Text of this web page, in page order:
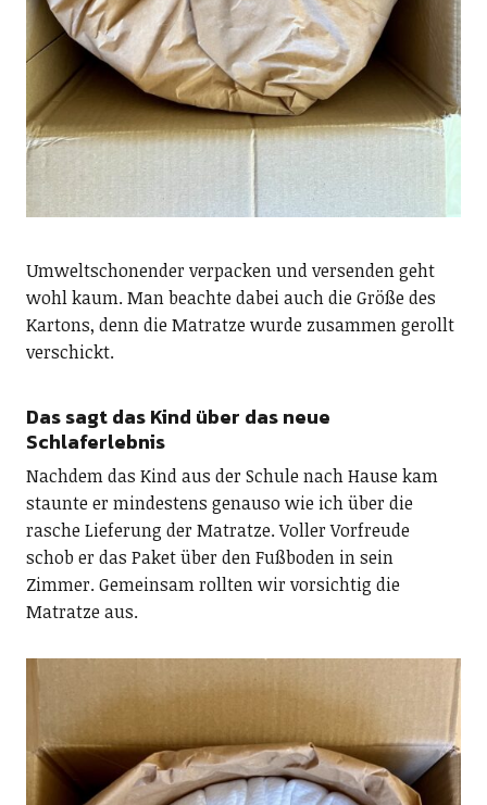
Umweltschonender verpacken und versenden geht
wohl kaum. Man beachte dabei auch die Größe des
Kartons, denn die Matratze wurde zusammen gerollt
verschickt.
Das sagt das Kind über das neue
Schlaferlebnis
Nachdem das Kind aus der Schule nach Hause kam
staunte er mindestens genauso wie ich über die
rasche Lieferung der Matratze. Voller Vorfreude
schob er das Paket über den Fußboden in sein
Zimmer. Gemeinsam rollten wir vorsichtig die
Matratze aus.